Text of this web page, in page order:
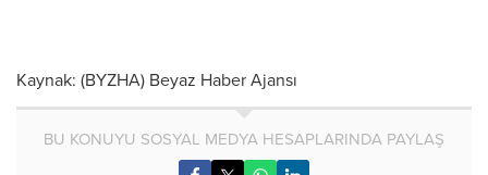
Kaynak: (BYZHA) Beyaz Haber Ajansı
BU KONUYU SOSYAL MEDYA HESAPLARINDA PAYLAŞ